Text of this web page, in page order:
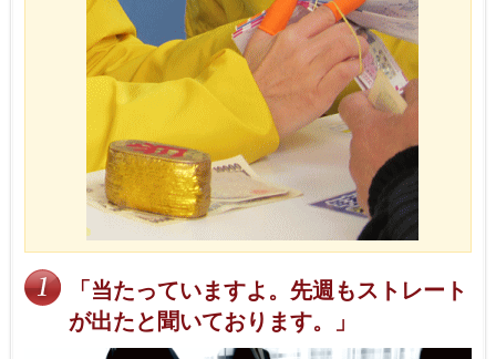
「当たっていますよ。先週もストレート
が出たと聞いております。」